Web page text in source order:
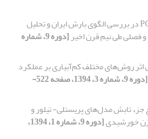
کاربرد شاخص PCI در بررسی الگوی بارش ایران و تحلیل
فصلی طی نیم قرن اخیر [دوره 9، شماره
روش‌های مختلف کم‌آبیاری بر عملکرد
[دوره 9، شماره 3، 1394، صفحه 522-
تابش مدل‌های پریستلی- تیلور و
خورشیدی [دوره 9، شماره 1، 1394،